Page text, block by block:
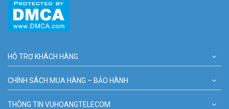
HỖ TRỢ KHÁCH HÀNG
CHÍNH SÁCH MUA HÀNG – BẢO HÀNH
THÔNG TIN VUHOANGTELECOM